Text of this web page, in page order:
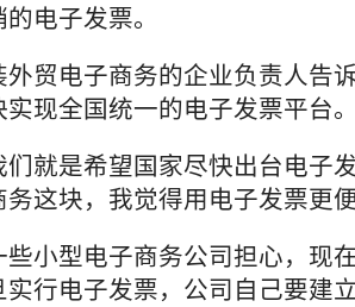
电子发票。
电子商务的企业负责人告
实现全国统一的电子发票平台
是希望国家尽快出台电子
务这块，我觉得用电子发票更
型电子商务公司担心，现
实行电子发票，公司自己要建